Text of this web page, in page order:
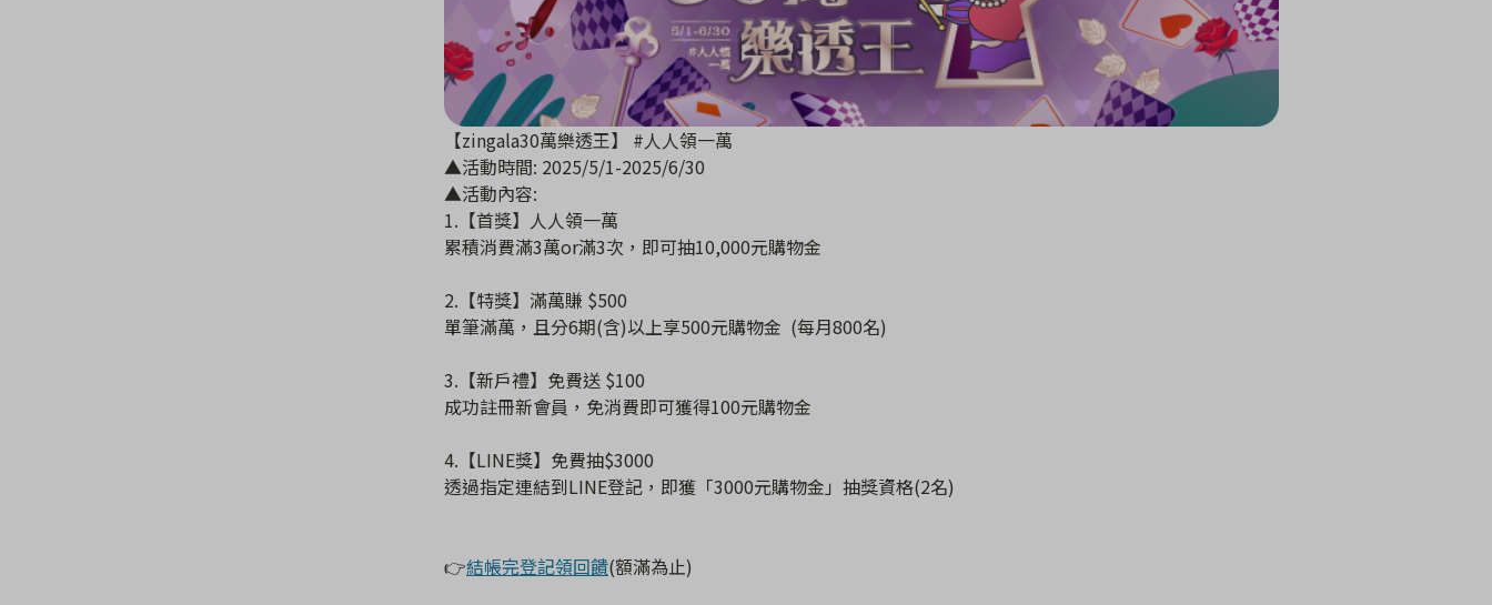
【zingala30萬樂透王】 #人人領一萬
▲活動時間: 2025/5/1-2025/6/30
▲活動內容:
1.【首獎】人人領一萬
累積消費滿3萬or滿3次，即可抽10,000元購物金
2.【特獎】滿萬賺 $500
單筆滿萬，且分6期(含)以上享500元購物金 (每月800名)
3.【新戶禮】免費送 $100
成功註冊新會員，免消費即可獲得100元購物金
4.【LINE獎】免費抽$3000
透過指定連結到LINE登記，即獲「3000元購物金」抽獎資格(2名)
👉結帳完登記領回饋(額滿為止)